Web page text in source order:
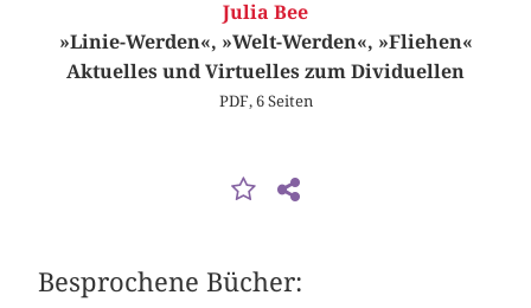
Julia Bee
»Linie-Werden«, »Welt-Werden«, »Fliehen«
Aktuelles und Virtuelles zum Dividuellen
PDF, 6 Seiten
Besprochene Bücher: